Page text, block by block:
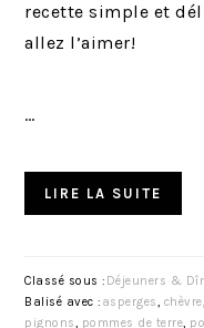
recette simple et
allez l’aimer!
…
LIRE LA SUITE
Classé sous : Déjeuners &
Balisé avec : asperges, chèvre,
pignons, pommes de terre,